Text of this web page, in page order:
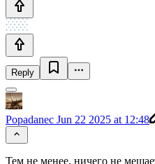
Reply
Popadanec Jun 22 2025 at 12:48
Тем не менее, ничего не